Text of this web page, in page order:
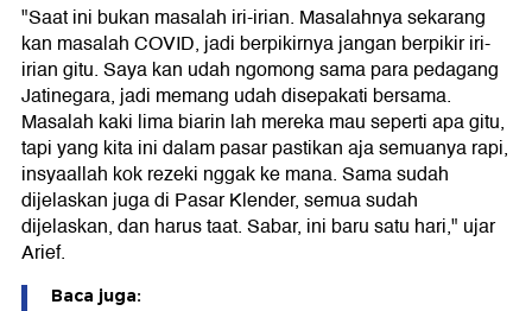
"Saat ini bukan masalah iri-irian. Masalahnya sekarang
kan masalah COVID, jadi berpikirnya jangan berpikir iri-
irian gitu. Saya kan udah ngomong sama para pedagang
Jatinegara, jadi memang udah disepakati bersama.
Masalah kaki lima biarin lah mereka mau seperti apa gitu,
tapi yang kita ini dalam pasar pastikan aja semuanya rapi,
insyaallah kok rezeki nggak ke mana. Sama sudah
dijelaskan juga di Pasar Klender, semua sudah
dijelaskan, dan harus taat. Sabar, ini baru satu hari," ujar
Arief.
Baca juga: